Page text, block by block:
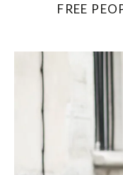
FREE